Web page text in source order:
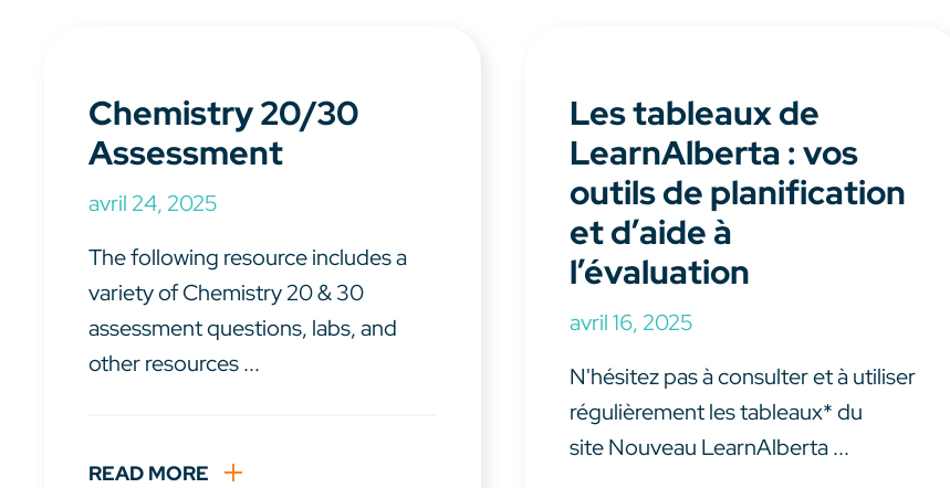
Chemistry 20/30
Assessment
avril 24, 2025
The following resource includes a
variety of Chemistry 20 & 30
assessment questions, labs, and
other resources ...
READ MORE
Les tableaux de
LearnAlberta : vos
outils de planification
et d’aide à
l’évaluation
avril 16, 2025
N'hésitez pas à consulter et à utiliser
régulièrement les tableaux* du
site Nouveau LearnAlberta ...